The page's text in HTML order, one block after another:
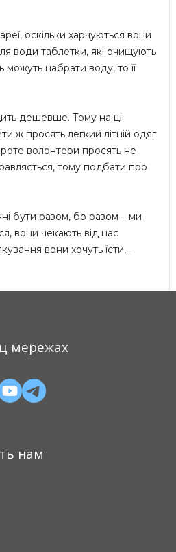
оскільки харчуються вони
води таблетки, які очищують
набрати воду, то її
дешевше. Тому на ці
ж просять легкий літній одяг
волонтери просять не
тому подбати про
бути разом, бо разом – ми
вони чекають від нас
вони хочуть їсти, –
мережах
нам